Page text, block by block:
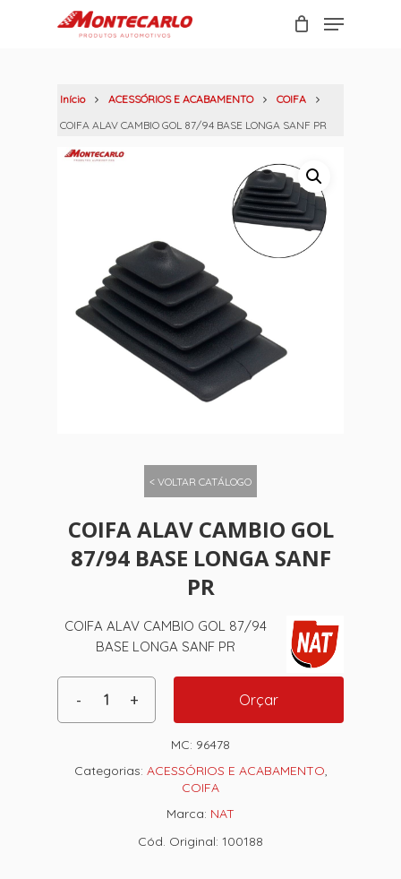
Menu
Carrinho
Início ACESSÓRIOS E ACABAMENTO
COIFA
COIFA ALAV CAMBIO GOL 87/94 BASE LONGA SANF PR
< VOLTAR CATÁLOGO
COIFA ALAV CAMBIO GOL
87/94 BASE LONGA SANF
PR
COIFA ALAV CAMBIO GOL 87/94
BASE LONGA SANF PR
Orçar
MC: 96478
Categorias: ACESSÓRIOS E ACABAMENTO,
COIFA
Marca: NAT
Cód. Original: 100188